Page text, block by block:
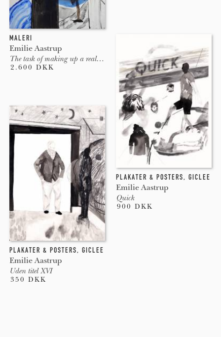
MALERI
Emilie Aastrup
The task of making up a real world
2.600 DKK
PLAKATER & POSTERS, GICLEE
Emilie Aastrup
Quick
900 DKK
PLAKATER & POSTERS, GICLEE
Emilie Aastrup
Uden titel XVI
350 DKK